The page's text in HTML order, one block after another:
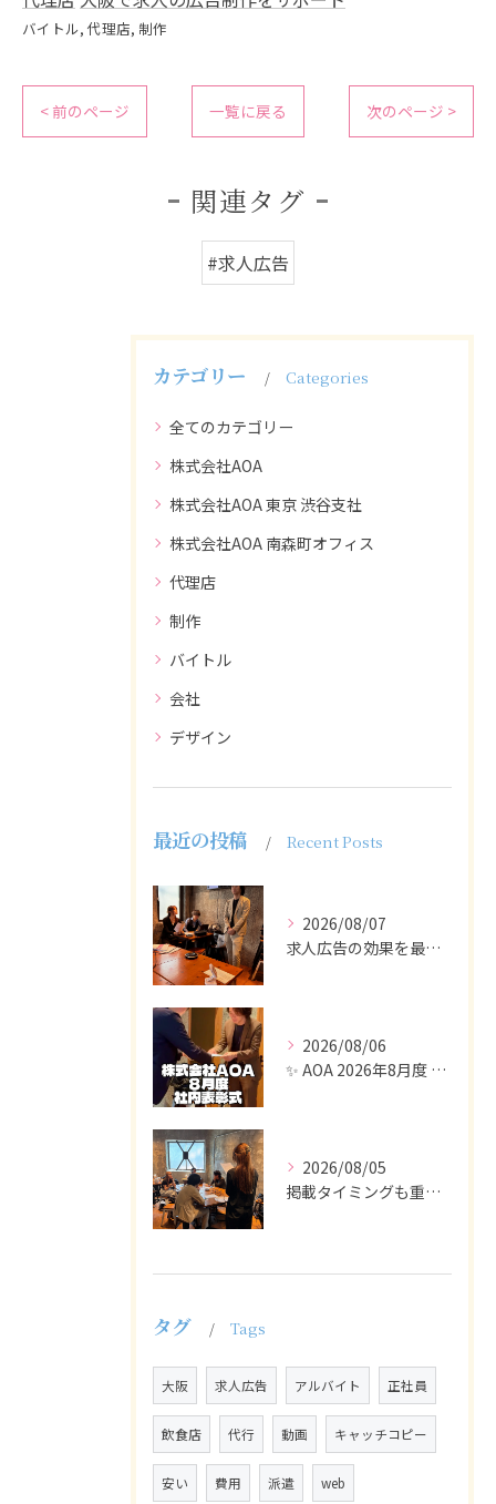
バイトル 代理店 制作
< 前のページ 一覧に戻る 次のページ >
関連タグ
#求人広告
カテゴリー Categories
全てのカテゴリー
株式会社AOA
株式会社AOA 東京 渋谷支社
株式会社AOA 南森町オフィス
代理店
制作
バイトル
会社
デザイン
最近の投稿 Recent Posts
2026/08/07
求人広告の効果を最大化するために最も重要なのは、掲載タイミン...
2026/08/06
✨ AOA 2026年8月度 表彰式レポート ✨
2026/08/05
掲載タイミングも重要で、業界動向や求職者の活動時期に合わせて...
タグ Tags
大阪 求人広告 アルバイト 正社員
飲食店 代行 動画 キャッチコピー
安い 費用 派遣 web